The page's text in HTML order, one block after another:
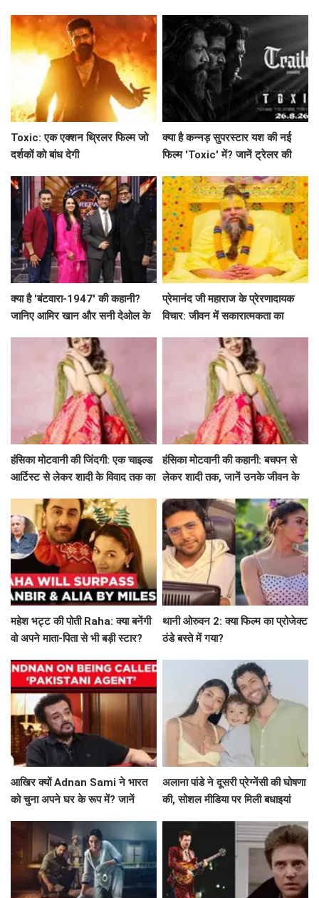
Toxic: एक एक्शन थ्रिलर फिल्म जो
दर्शकों को बांध देगी
क्या है कन्नड़ सुपरस्टार यश की नई
फिल्म 'Toxic' में? जानें ट्रेलर की
क्या है 'बंटवारा-1947' की कहानी?
जानिए आमिर खान और सनी देओल के
प्रेमानंद जी महाराज के प्रेरणादायक
विचार: जीवन में सकारात्मकता का
हंसिका मोटवानी की जिंदगी: एक चाइल्ड
आर्टिस्ट से लेकर शादी के विवाद तक का
हंसिका मोटवानी की कहानी: बचपन से
लेकर शादी तक, जानें उनके जीवन के
महेश भट्ट की पोती Raha: क्या बनेंगी
वो अपने माता-पिता से भी बड़ी स्टार?
थानी ओरुवन 2: क्या फिल्म का प्रोजेक्ट
ठंडे बस्ते में गया?
आखिर क्यों Adnan Sami ने भारत
को चुना अपने घर के रूप में? जानें
अलाना पांडे ने दूसरी प्रेग्नेंसी की घोषणा
की, सोशल मीडिया पर मिली बधाइयां